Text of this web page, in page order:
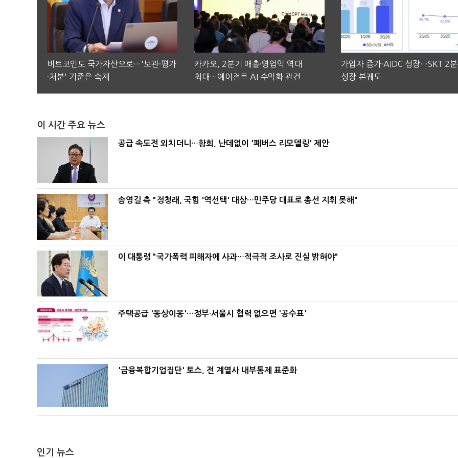
비트코인도 국가자산으로…'보관·평가
·처분' 기준은 숙제
카카오, 2분기 매출·영업익 역대
최대…에이전트 AI 수익화 관건
가입자 증가·AIDC 성장…SKT 2
성장 본궤도
이 시간 주요 뉴스
공급 속도전 외치더니…황희, 난데없이 '폐버스 리모델링' 제안
송영길 측 "정청래, 국힘 '역선택' 대상…민주당 대표로 총선 지휘 못해"
이 대통령 "국가폭력 피해자에 사과…적극적 조사로 진실 밝혀야"
주택공급 '동상이몽'…정부·서울시 협력 없으면 '공수표'
'금융복합기업집단' 토스, 전 계열사 내부통제 표준화
인기 뉴스